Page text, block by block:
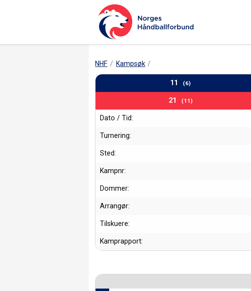
NHF Kampsøk
11 (6)
21 (11)
Dato / Tid:
Turnering:
Sted:
Kampnr:
Dommer:
Arrangør:
Tilskuere:
Kamprapport: